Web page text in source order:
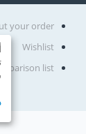
your order
Wishlist
list